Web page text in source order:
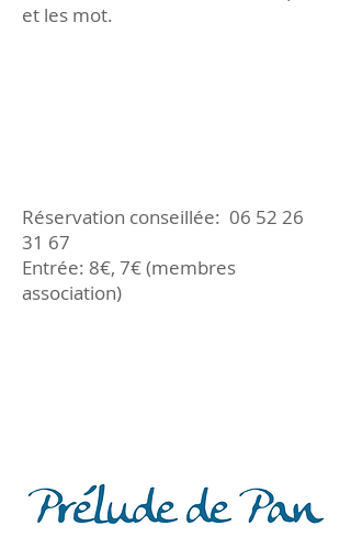
et les mot.
Réservation conseillée: 06 52 26
31 67
Entrée: 8€, 7€ (membres
association)